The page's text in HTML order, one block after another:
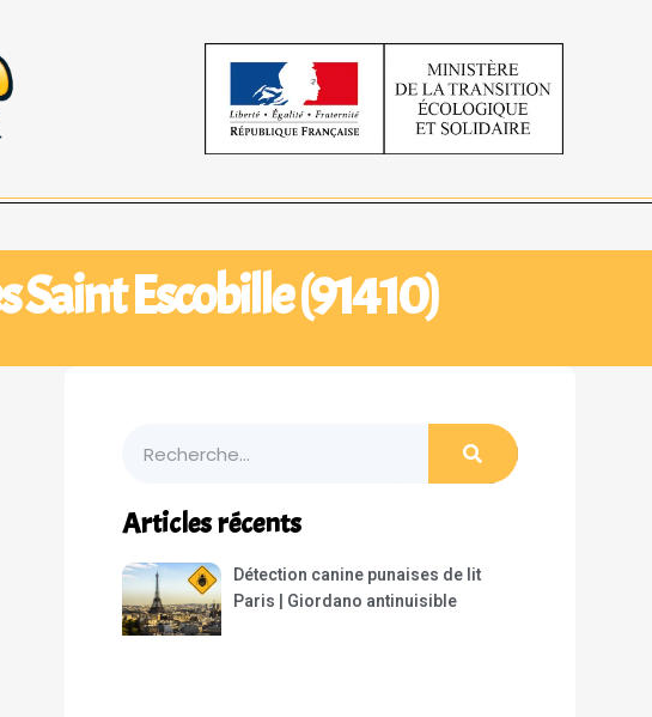
Escobille (91410)
Articles récents
Détection canine punaises de lit
Paris | Giordano antinuisible